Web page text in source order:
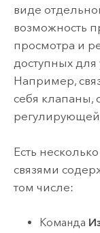
виде
возможность
просмотра и
доступных для
Например,
себя клапаны,
регулирующей
Есть
связями
том числе:
Команда